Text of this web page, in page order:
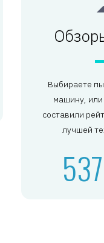
Выбираете
машину,
составили
лучшей
537